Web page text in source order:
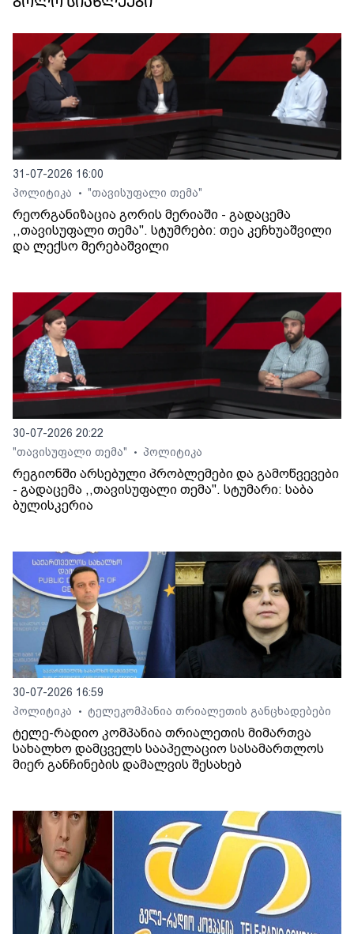
ბოლო სიახლეები
31-07-2026 16:00
პოლიტიკა
• "თავისუფალი თემა"
რეორგანიზაცია გორის მერიაში - გადაცემა
,,თავისუფალი თემა". სტუმრები: თეა კეჩხუაშვილი
და ლექსო მერებაშვილი
30-07-2026 20:22
"თავისუფალი თემა"
• პოლიტიკა
რეგიონში არსებული პრობლემები და გამოწვევები
- გადაცემა ,,თავისუფალი თემა". სტუმარი: საბა
ბულისკერია
30-07-2026 16:59
პოლიტიკა
• ტელეკომპანია თრიალეთის განცხადებები
ტელე-რადიო კომპანია თრიალეთის მიმართვა
სახალხო დამცველს სააპელაციო სასამართლოს
მიერ განჩინების დამალვის შესახებ